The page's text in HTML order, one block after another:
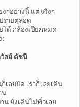
งๆอย่างนี้ แต่จริงๆ
รายตลอด
ได้ กล้องเปียกหมด
ลย์ ดัชนี
เลยปิด เราก็เลยเดิน
น
น ยังเดินไม่ทั่วเลย